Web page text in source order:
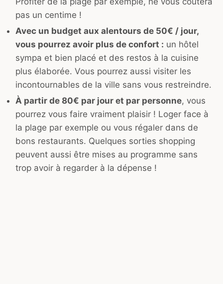
pas un centime !
Avec un budget aux alentours de 50€ / jour,
vous pourrez avoir plus de confort : un hôtel
sympa et bien placé et des restos à la cuisine
plus élaborée. Vous pourrez aussi visiter les
incontournables de la ville sans vous restreindre.
À partir de 80€ par jour et par personne, vous
pourrez vous faire vraiment plaisir ! Loger face à
la plage par exemple ou vous régaler dans de
bons restaurants. Quelques sorties shopping
peuvent aussi être mises au programme sans
trop avoir à regarder à la dépense !